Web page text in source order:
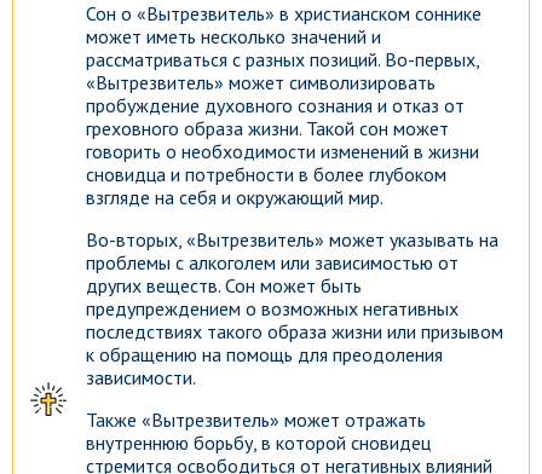
Сон о «Вытрезвитель» в христианском соннике
может иметь несколько значений и
рассматриваться с разных позиций. Во-первых,
«Вытрезвитель» может символизировать
пробуждение духовного сознания и отказ от
греховного образа жизни. Такой сон может
говорить о необходимости изменений в жизни
сновидца и потребности в более глубоком
взгляде на себя и окружающий мир.
Во-вторых, «Вытрезвитель» может указывать на
проблемы с алкоголем или зависимостью от
других веществ. Сон может быть
предупреждением о возможных негативных
последствиях такого образа жизни или призывом
к обращению на помощь для преодоления
зависимости.
Также «Вытрезвитель» может отражать
внутреннюю борьбу, в которой сновидец
стремится освободиться от негативных влияний